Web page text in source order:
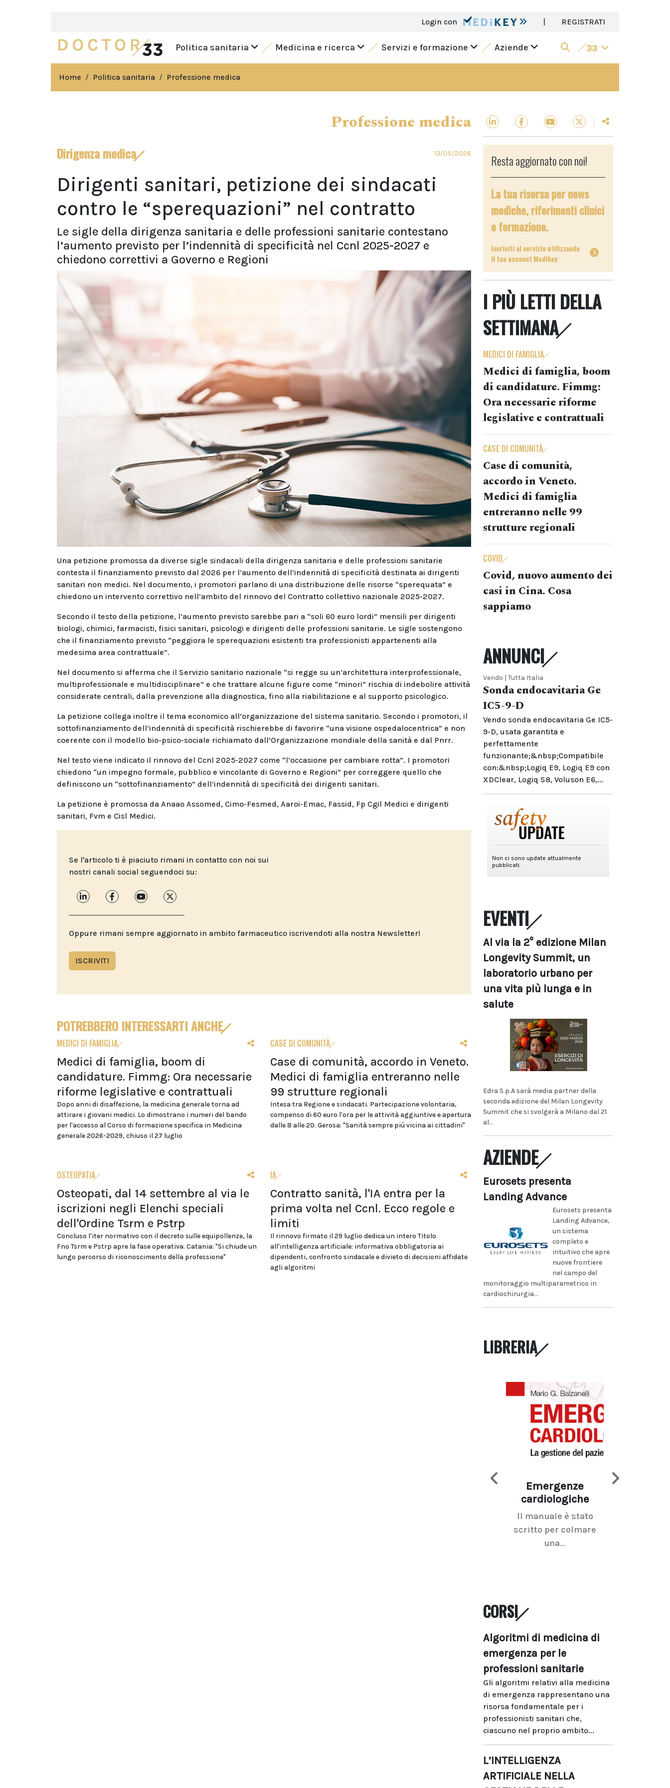
Login con | REGISTRATI
Politica sanitaria Medicina e ricerca Servizi e formazione Aziende 33
Home Politica sanitaria Professione medica
Professione medica
Dirigenza medica 13/05/2026
Dirigenti sanitari, petizione dei sindacati
contro le “sperequazioni” nel contratto
Le sigle della dirigenza sanitaria e delle professioni sanitarie contestano
l’aumento previsto per l’indennità di specificità nel Ccnl 2025-2027 e
chiedono correttivi a Governo e Regioni
Una petizione promossa da diverse sigle sindacali della dirigenza sanitaria e delle professioni sanitarie
contesta il finanziamento previsto dal 2026 per l’aumento dell’indennità di specificità destinata ai dirigenti
sanitari non medici. Nel documento, i promotori parlano di una distribuzione delle risorse “sperequata” e
chiedono un intervento correttivo nell’ambito del rinnovo del Contratto collettivo nazionale 2025-2027.
Secondo il testo della petizione, l’aumento previsto sarebbe pari a “soli 60 euro lordi” mensili per dirigenti
biologi, chimici, farmacisti, fisici sanitari, psicologi e dirigenti delle professioni sanitarie. Le sigle sostengono
che il finanziamento previsto “peggiora le sperequazioni esistenti tra professionisti appartenenti alla
medesima area contrattuale”.
Nel documento si afferma che il Servizio sanitario nazionale “si regge su un’architettura interprofessionale,
multiprofessionale e multidisciplinare” e che trattare alcune figure come “minori” rischia di indebolire attività
considerate centrali, dalla prevenzione alla diagnostica, fino alla riabilitazione e al supporto psicologico.
La petizione collega inoltre il tema economico all’organizzazione del sistema sanitario. Secondo i promotori, il
sottofinanziamento dell’indennità di specificità rischierebbe di favorire “una visione ospedalocentrica” e non
coerente con il modello bio-psico-sociale richiamato dall’Organizzazione mondiale della sanità e dal Pnrr.
Nel testo viene indicato il rinnovo del Ccnl 2025-2027 come “l’occasione per cambiare rotta”. I promotori
chiedono “un impegno formale, pubblico e vincolante di Governo e Regioni” per correggere quello che
definiscono un “sottofinanziamento” dell’indennità di specificità dei dirigenti sanitari.
La petizione è promossa da Anaao Assomed, Cimo-Fesmed, Aaroi-Emac, Fassid, Fp Cgil Medici e dirigenti
sanitari, Fvm e Cisl Medici.
Se l'articolo ti è piaciuto rimani in contatto con noi sui
nostri canali social seguendoci su:
Oppure rimani sempre aggiornato in ambito farmaceutico iscrivendoti alla nostra Newsletter!
ISCRIVITI
POTREBBERO INTERESSARTI ANCHE
MEDICI DI FAMIGLIA
Medici di famiglia, boom di
candidature. Fimmg: Ora necessarie
riforme legislative e contrattuali
Dopo anni di disaffezione, la medicina generale torna ad
attirare i giovani medici. Lo dimostrano i numeri del bando
per l'accesso al Corso di formazione specifica in Medicina
generale 2026-2029, chiuso il 27 luglio
CASE DI COMUNITÀ
Case di comunità, accordo in Veneto.
Medici di famiglia entreranno nelle
99 strutture regionali
Intesa tra Regione e sindacati. Partecipazione volontaria,
compenso di 60 euro l'ora per le attività aggiuntive e apertura
dalle 8 alle 20. Gerosa: "Sanità sempre più vicina ai cittadini"
OSTEOPATIA
Osteopati, dal 14 settembre al via le
iscrizioni negli Elenchi speciali
dell'Ordine Tsrm e Pstrp
Concluso l'iter normativo con il decreto sulle equipollenze, la
Fno Tsrm e Pstrp apre la fase operativa. Catania: "Si chiude un
lungo percorso di riconoscimento della professione"
IA
Contratto sanità, l'IA entra per la
prima volta nel Ccnl. Ecco regole e
limiti
Il rinnovo firmato il 29 luglio dedica un intero Titolo
all'intelligenza artificiale: informativa obbligatoria ai
dipendenti, confronto sindacale e divieto di decisioni affidate
agli algoritmi
Resta aggiornato con noi!
La tua risorsa per news
mediche, riferimenti clinici
e formazione.
Iscriviti al servizio utilizzando
il tuo account Medikey
I PIÙ LETTI DELLA
SETTIMANA
MEDICI DI FAMIGLIA
Medici di famiglia, boom
di candidature. Fimmg:
Ora necessarie riforme
legislative e contrattuali
CASE DI COMUNITÀ
Case di comunità,
accordo in Veneto.
Medici di famiglia
entreranno nelle 99
strutture regionali
COVID
Covid, nuovo aumento dei
casi in Cina. Cosa
sappiamo
ANNUNCI
Vendo | Tutta Italia
Sonda endocavitaria Ge
IC5-9-D
Vendo sonda endocavitaria Ge IC5-
9-D, usata garantita e
perfettamente
funzionante;&nbsp;Compatibile
con:&nbsp;Logiq E9, Logiq E9 con
XDClear, Logiq S8, Voluson E6,...
EVENTI
Al via la 2° edizione Milan
Longevity Summit, un
laboratorio urbano per
una vita più lunga e in
salute
Edra S.p.A sarà media partner della
seconda edizione del Milan Longevity
Summit che si svolgerà a Milano dal 21
al...
AZIENDE
Eurosets presenta
Landing Advance
Eurosets presenta
Landing Advance,
un sistema
completo e
intuitivo che apre
nuove frontiere
nel campo del
monitoraggio multiparametrico in
cardiochirurgia...
LIBRERIA
Emergenze
cardiologiche
Il manuale è stato
scritto per colmare
una...
CORSI
Algoritmi di medicina di
emergenza per le
professioni sanitarie
Gli algoritmi relativi alla medicina
di emergenza rappresentano una
risorsa fondamentale per i
professionisti sanitari che,
ciascuno nel proprio ambito...
L’INTELLIGENZA
ARTIFICIALE NELLA